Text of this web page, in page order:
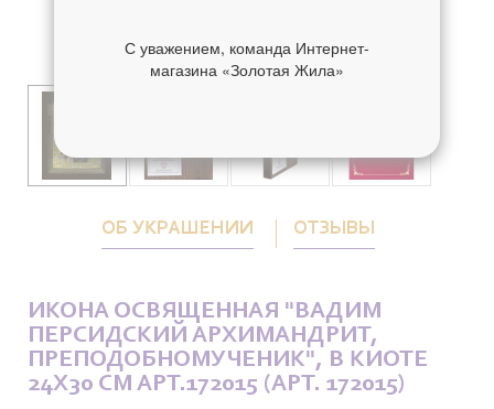
ОБ УКРАШЕНИИ ОТЗЫВЫ
ИКОНА ОСВЯЩЕННАЯ "ВАДИМ
ПЕРСИДСКИЙ АРХИМАНДРИТ,
ПРЕПОДОБНОМУЧЕНИК", В КИОТЕ
24X30 СМ АРТ.172015 (АРТ. 172015)
С уважением, команда Интернет-
магазина «Золотая Жила»